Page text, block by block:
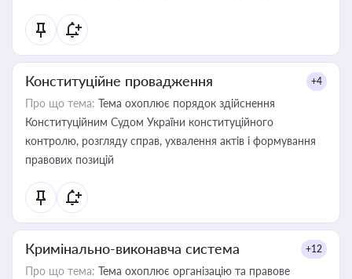
Конституційне провадження +4
Про що тема: Тема охоплює порядок здійснення
Конституційним Судом України конституційного
контролю, розгляду справ, ухвалення актів і формування
правових позицій
Кримінально-виконавча система +12
Про що тема: Тема охоплює організацію та правове